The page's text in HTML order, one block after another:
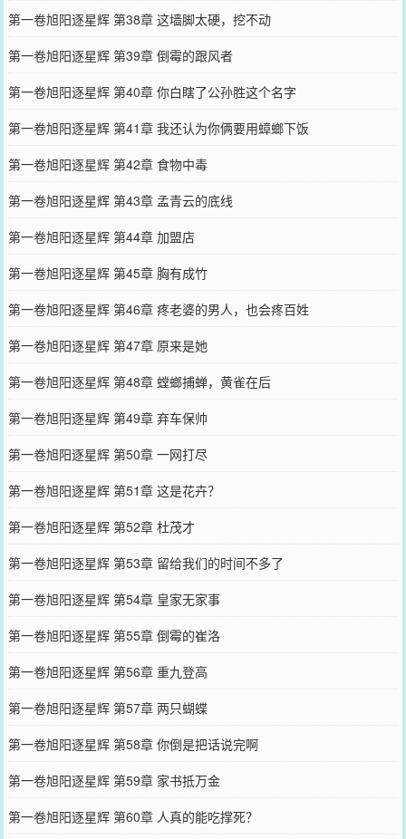
第一卷旭阳逐星辉 第38章 这墙脚太硬，挖不动
第一卷旭阳逐星辉 第39章 倒霉的跟风者
第一卷旭阳逐星辉 第40章 你白瞎了公孙胜这个名字
第一卷旭阳逐星辉 第41章 我还认为你俩要用蟑螂下饭
第一卷旭阳逐星辉 第42章 食物中毒
第一卷旭阳逐星辉 第43章 孟青云的底线
第一卷旭阳逐星辉 第44章 加盟店
第一卷旭阳逐星辉 第45章 胸有成竹
第一卷旭阳逐星辉 第46章 疼老婆的男人，也会疼百姓
第一卷旭阳逐星辉 第47章 原来是她
第一卷旭阳逐星辉 第48章 螳螂捕蝉，黄雀在后
第一卷旭阳逐星辉 第49章 弃车保帅
第一卷旭阳逐星辉 第50章 一网打尽
第一卷旭阳逐星辉 第51章 这是花卉？
第一卷旭阳逐星辉 第52章 杜茂才
第一卷旭阳逐星辉 第53章 留给我们的时间不多了
第一卷旭阳逐星辉 第54章 皇家无家事
第一卷旭阳逐星辉 第55章 倒霉的崔洛
第一卷旭阳逐星辉 第56章 重九登高
第一卷旭阳逐星辉 第57章 两只蝴蝶
第一卷旭阳逐星辉 第58章 你倒是把话说完啊
第一卷旭阳逐星辉 第59章 家书抵万金
第一卷旭阳逐星辉 第60章 人真的能吃撑死？